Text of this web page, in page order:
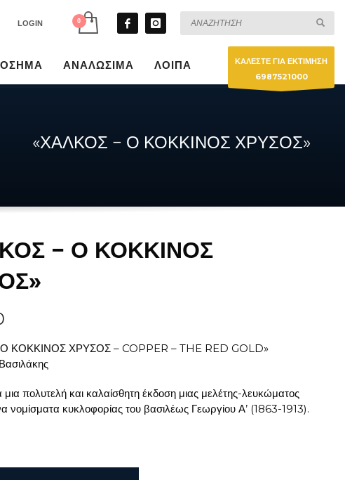
LOGIN
ΑΝΑΛΩΣΙΜΑ ΛΟΙΠΑ
ΚΑΛΕΣΤΕ ΓΙΑ ΕΚΤΙΜΗΣΗ
6987521000
«ΧΑΛΚΟΣ − Ο ΚΟΚΚΙΝΟΣ ΧΡΥΣΟΣ»
− Ο ΚΟΚΚΙΝΟΣ
ΚΟΚΚΙΝΟΣ ΧΡΥΣΟΣ – COPPER – THE RED GOLD»
μια πολυτελή και καλαίσθητη έκδοση μιας μελέτης-λευκώματος
νομίσματα κυκλοφορίας του βασιλέως Γεωργίου Α’ (1863-1913).